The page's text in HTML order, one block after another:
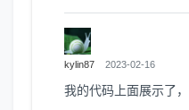
kylin87 2023-02-16
我的代码上面展示了